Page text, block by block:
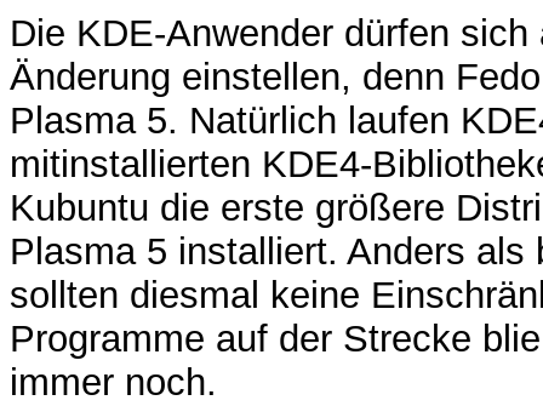
Die KDE-Anwender dürfen
Änderung einstellen, denn
Plasma 5. Natürlich laufen
mitinstallierten KDE4-
Kubuntu die erste größere
Plasma 5 installiert. Anders
sollten diesmal keine
Programme auf der Strecke
immer noch.